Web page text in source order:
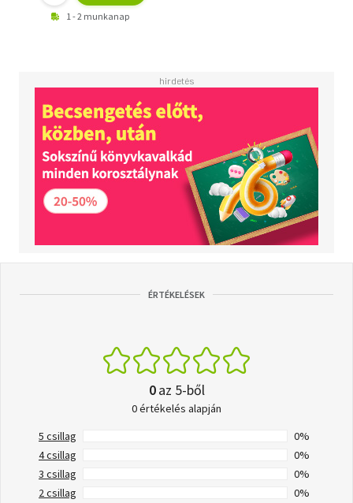
1 - 2 munkanap
ÉRTÉKELÉSEK
0az 5-ből
0 értékelés alapján
5 csillag
0%
4 csillag
0%
3 csillag
0%
2 csillag
0%